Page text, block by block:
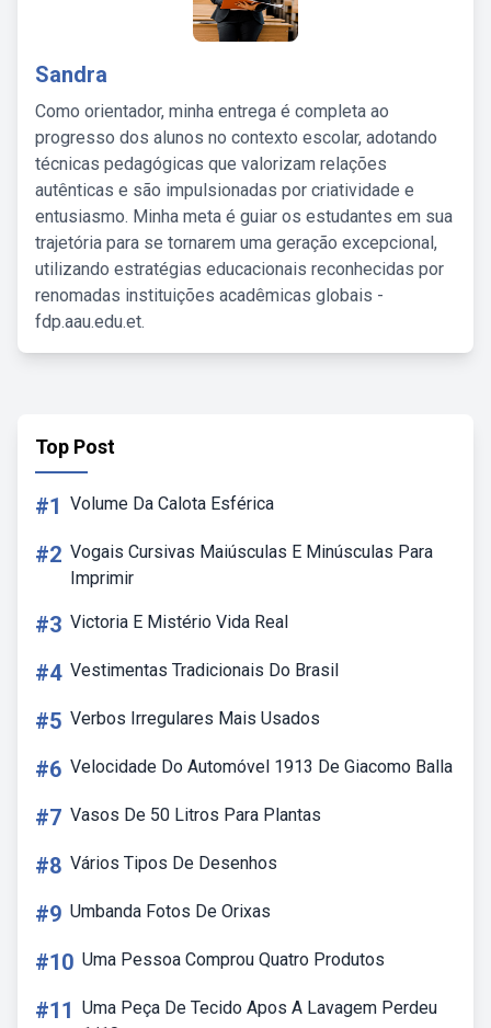
Sandra
Como orientador, minha entrega é completa ao
progresso dos alunos no contexto escolar, adotando
técnicas pedagógicas que valorizam relações
autênticas e são impulsionadas por criatividade e
entusiasmo. Minha meta é guiar os estudantes em sua
trajetória para se tornarem uma geração excepcional,
utilizando estratégias educacionais reconhecidas por
renomadas instituições acadêmicas globais -
fdp.aau.edu.et.
Top Post
#1 Volume Da Calota Esférica
#2 Vogais Cursivas Maiúsculas E Minúsculas Para
Imprimir
#3 Victoria E Mistério Vida Real
#4 Vestimentas Tradicionais Do Brasil
#5 Verbos Irregulares Mais Usados
#6 Velocidade Do Automóvel 1913 De Giacomo Balla
#7 Vasos De 50 Litros Para Plantas
#8 Vários Tipos De Desenhos
#9 Umbanda Fotos De Orixas
#10 Uma Pessoa Comprou Quatro Produtos
#11 Uma Peça De Tecido Apos A Lavagem Perdeu